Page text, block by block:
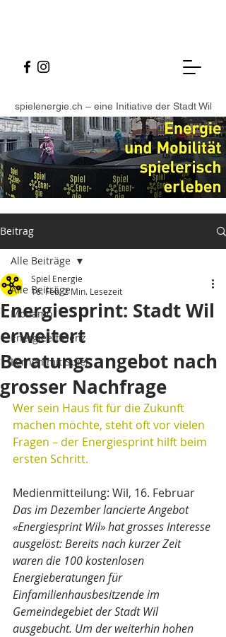
spielenergie.ch – eine Initiative der Stadt Wil
Beitrag
Alle Beiträge
Monamo
Energieeffizienz
Lernen mit Spiel
Alle Beiträge
Energiesprint: Stadt Wil
erweitert
Beratungsangebot nach
grosser Nachfrage
Spiel Energie
16. Feb.2 Min. Lesezeit
Wer sein Haus fit für die Zukunft
machen möchte, steht oft vor vielen
Fragen – der Energiesprint hilft beim
ersten Schritt.
Medienmitteilung: Wil, 16. Februar
Das im Dezember lancierte Angebot
«Energiesprint Wil» hat grosses Interesse
ausgelöst: Bereits nach kurzer Zeit
waren die 100 kostenlosen
Energieberatungen für
Einfamilienhausbesitzende im
Gemeindegebiet der Stadt Wil
ausgebucht. Um der weiterhin hohen